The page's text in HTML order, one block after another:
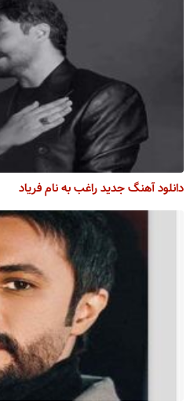
دانلود آهنگ جدید راغب به نام فریاد